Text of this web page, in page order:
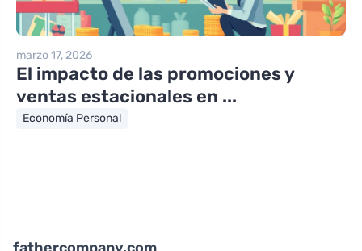
marzo 17, 2026
El impacto de las promociones y
ventas estacionales en ...
Economía Personal